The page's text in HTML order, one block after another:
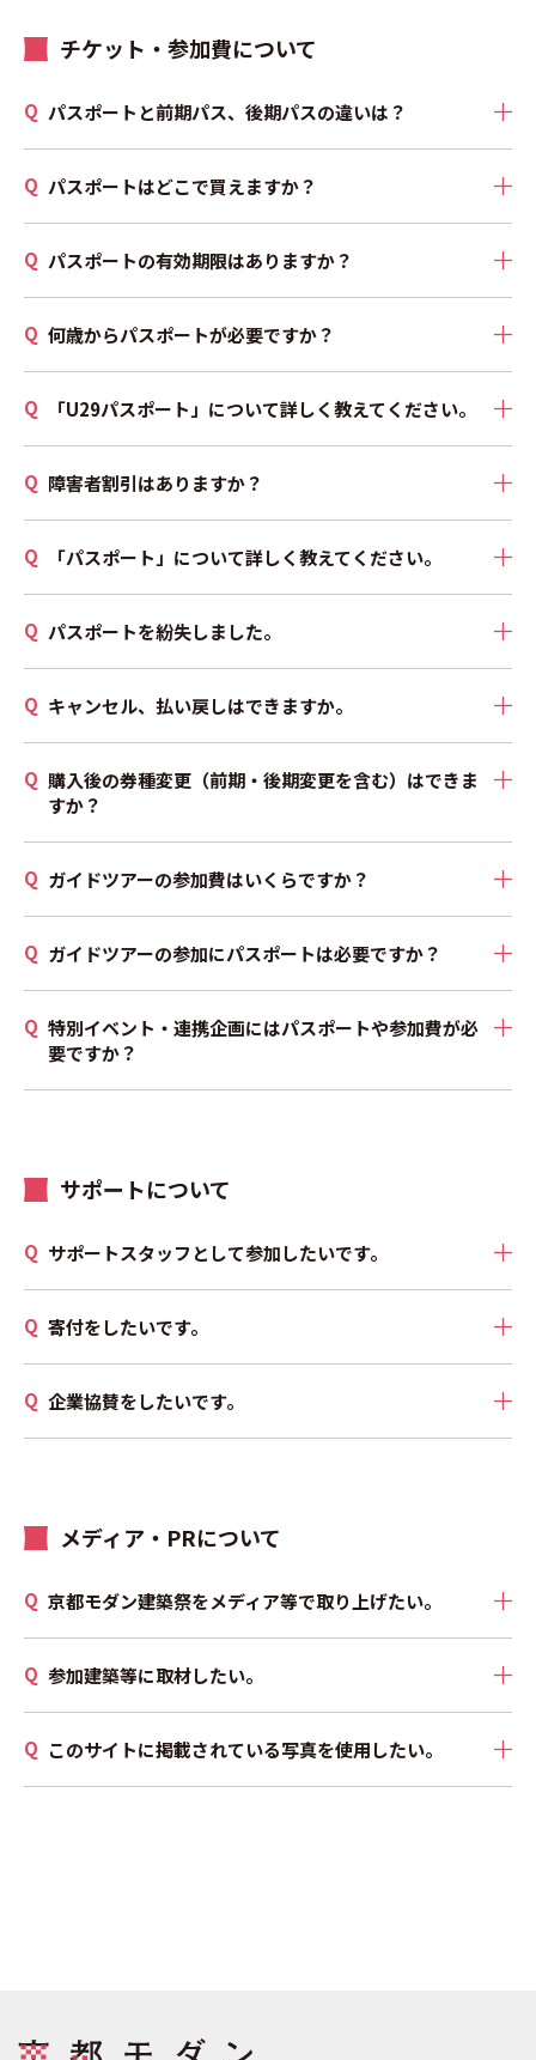
チケット・参加費について
パスポートと前期パス、後期パスの違いは？
パスポートはどこで買えますか？
パスポートの有効期限はありますか？
何歳からパスポートが必要ですか？
「U29パスポート」について詳しく教えてください。
障害者割引はありますか？
「パスポート」について詳しく教えてください。
パスポートを紛失しました。
キャンセル、払い戻しはできますか。
購入後の券種変更（前期・後期変更を含む）はできま
すか？
ガイドツアーの参加費はいくらですか？
ガイドツアーの参加にパスポートは必要ですか？
特別イベント・連携企画にはパスポートや参加費が必
要ですか？
サポートについて
サポートスタッフとして参加したいです。
寄付をしたいです。
企業協賛をしたいです。
メディア・PRについて
京都モダン建築祭をメディア等で取り上げたい。
参加建築等に取材したい。
このサイトに掲載されている写真を使用したい。